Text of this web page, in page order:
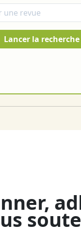
Lancer la recherche